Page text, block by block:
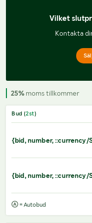
Vilket
Kontakta
25% moms tillkommer
Bud (2st)
{bid, number,
{bid, number,
= Autobud